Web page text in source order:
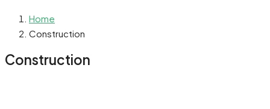
Home
Construction
Construction